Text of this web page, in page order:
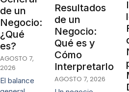
de un
Negocio:
¿Qué
es?
AGOSTO 7,
2026
El balance
Resultados
de un
Negocio:
Qué es y
Cómo
Interpretarlo
AGOSTO 7, 2026